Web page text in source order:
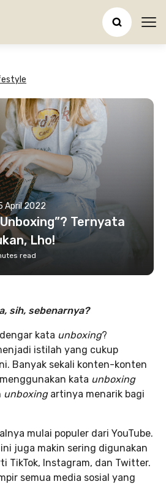
April 2022
Ternyata
Lho!
read
sih, sebenarnya?
kata unboxing?
istilah yang cukup
Banyak sekali konten-konten
kata unboxing
unboxingartinya menarik bagi
mulai populer dari YouTube.
juga makin sering digunakan
TikTok, Instagram, dan Twitter.
semua media sosial yang